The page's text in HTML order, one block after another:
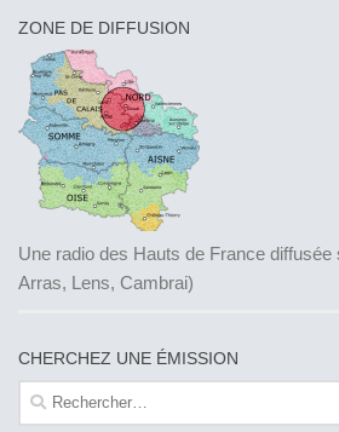
ZONE DE DIFFUSION
Une radio des Hauts de France diffusée
Arras, Lens, Cambrai)
CHERCHEZ UNE ÉMISSION
Rechercher :